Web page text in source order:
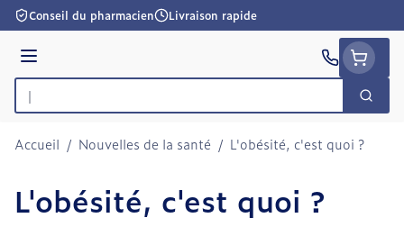
Aller au contenu
Conseil du pharmacien Livraison rapide
Menu
Rechercher
Accueil / Nouvelles de la santé / L'obésité, c'est quoi ?
L'obésité, c'est quoi ?